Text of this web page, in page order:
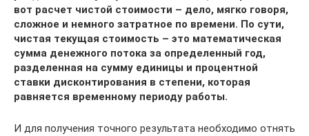
вот расчет чистой стоимости – дело, мягко говоря,
сложное и немного затратное по времени. По сути,
чистая текущая стоимость – это математическая
сумма денежного потока за определенный год,
разделенная на сумму единицы и процентной
ставки дисконтирования в степени, которая
равняется временному периоду работы.
И для получения точного результата необходимо отнять